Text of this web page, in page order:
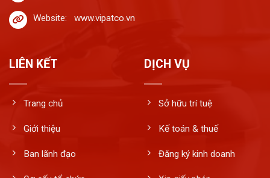
Website: www.vipatco.vn
LIÊN KẾT
Trang chủ
Giới thiệu
Ban lãnh đạo
DỊCH VỤ
Sở hữu trí tuệ
Kế toán & thuế
Đăng ký kinh doanh